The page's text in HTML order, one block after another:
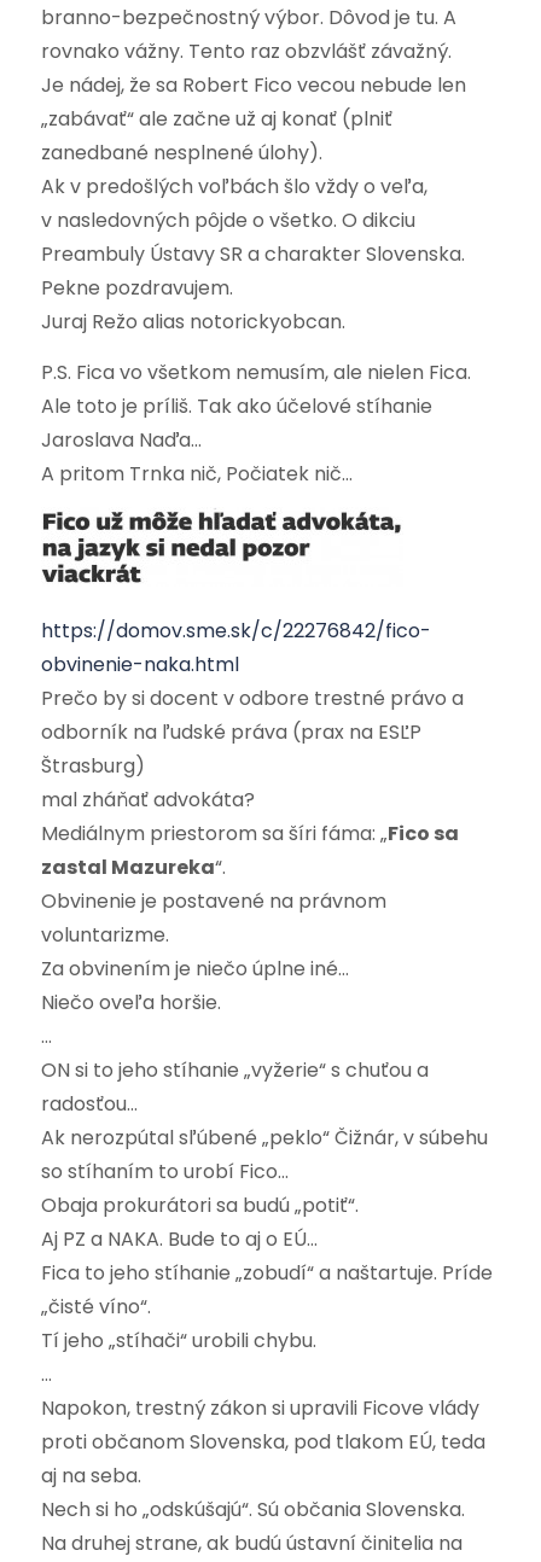
branno-bezpečnostný výbor. Dôvod je tu. A
rovnako vážny. Tento raz obzvlášť závažný.
Je nádej, že sa Robert Fico vecou nebude len
„zabávať“ ale začne už aj konať (plniť
zanedbané nesplnené úlohy).
Ak v predošlých voľbách šlo vždy o veľa,
v nasledovných pôjde o všetko. O dikciu
Preambuly Ústavy SR a charakter Slovenska.
Pekne pozdravujem.
Juraj Režo alias notorickyobcan.
P.S. Fica vo všetkom nemusím, ale nielen Fica.
Ale toto je príliš. Tak ako účelové stíhanie
Jaroslava Naďa…
A pritom Trnka nič, Počiatek nič…
https://domov.sme.sk/c/22276842/fico-
obvinenie-naka.html
Prečo by si docent v odbore trestné právo a
odborník na ľudské práva (prax na ESĽP
Štrasburg)
mal zháňať advokáta?
Mediálnym priestorom sa šíri fáma: „Fico sa
zastal Mazureka“.
Obvinenie je postavené na právnom
voluntarizme.
Za obvinením je niečo úplne iné…
Niečo oveľa horšie.
…
ON si to jeho stíhanie „vyžerie“ s chuťou a
radosťou…
Ak nerozpútal sľúbené „peklo“ Čižnár, v súbehu
so stíhaním to urobí Fico…
Obaja prokurátori sa budú „potiť“.
Aj PZ a NAKA. Bude to aj o EÚ…
Fica to jeho stíhanie „zobudí“ a naštartuje. Príde
„čisté víno“.
Tí jeho „stíhači“ urobili chybu.
…
Napokon, trestný zákon si upravili Ficove vlády
proti občanom Slovenska, pod tlakom EÚ, teda
aj na seba.
Nech si ho „odskúšajú“. Sú občania Slovenska.
Na druhej strane, ak budú ústavní činitelia na